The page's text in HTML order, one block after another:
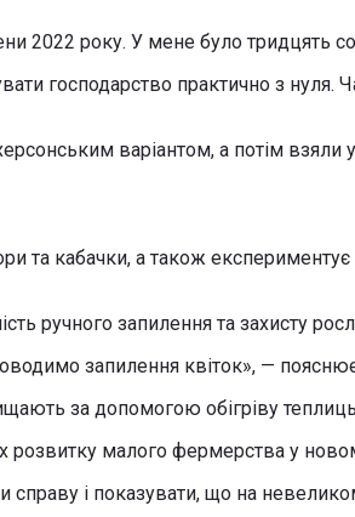
2022 року. У мене було тридцять
господарство практично з
варіантом, а потім
та кабачки, а також
ручного запилення та захисту
запилення квіток», —
за допомогою обігріву
малого фермерства у
справу і показувати, що на